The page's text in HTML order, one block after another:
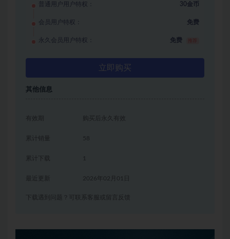
普通用户用户特权： 30金币
会员用户特权： 免费
永久会员用户特权： 免费
立即购买
其他信息
有效期 购买后永久有效
累计销量 58
累计下载 1
2026年02月01日
下载遇到问题？可联系客服或留言反馈